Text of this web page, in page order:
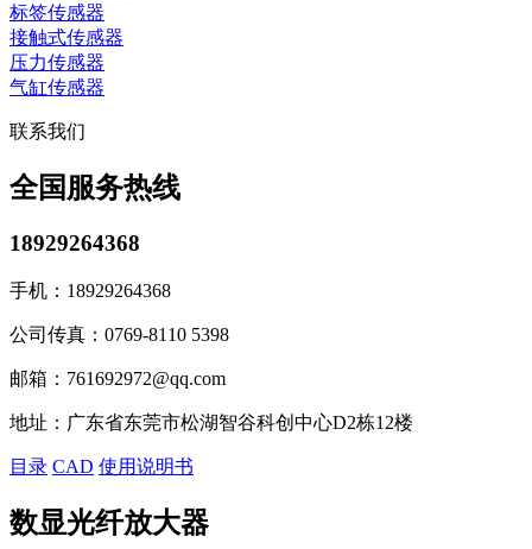
标签传感器
接触式传感器
压力传感器
气缸传感器
联系我们
全国服务热线
18929264368
手机： 18929264368
公司传真： 0769-8110 5398
邮箱： 761692972@qq.com
地址： 广东省东莞市松湖智谷科创中心D2栋12楼
目录 CAD 使用说明书
数显光纤放大器